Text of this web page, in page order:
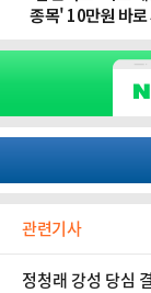
관련기사
정청래 강성 당심